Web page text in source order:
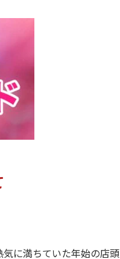
に満ちていた年始の店頭